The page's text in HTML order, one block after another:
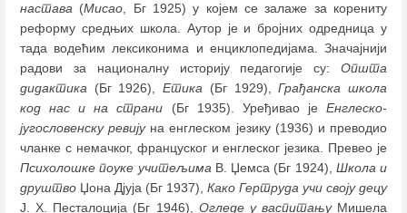
настава (Мисао, Бг 1925) у којем се залаже за корениту
реформу средњих школа. Аутор је и бројних одредница у
тада водећим лексиконима и енциклопедијама. Значајнији
радови за националну историју педагогије су: Општа
дидактика (Бг 1926),Етика (Бг 1929),Грађанска школа
код нас и на страни (Бг 1935). Уређивао јеЕнглеско-
југословенску ревијуна енглеском језику (1936) и преводио
чланке с немачког, француског и енглеског језика. Превео је
Психолошке поуке учитељимаВ. Џемса (Бг 1924), Школа и
друштво Џона Дјуја (Бг 1937), Како Гертруда учи своју децу
Ј. Х. Песталоција (Бг 1946), Огледе у васпитањуМишела